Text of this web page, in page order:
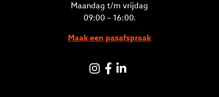
Maandag t/m vrijdag
09:00 – 16:00.
Maak een pasafspraak
Instagram
Facebook
LinkedIN